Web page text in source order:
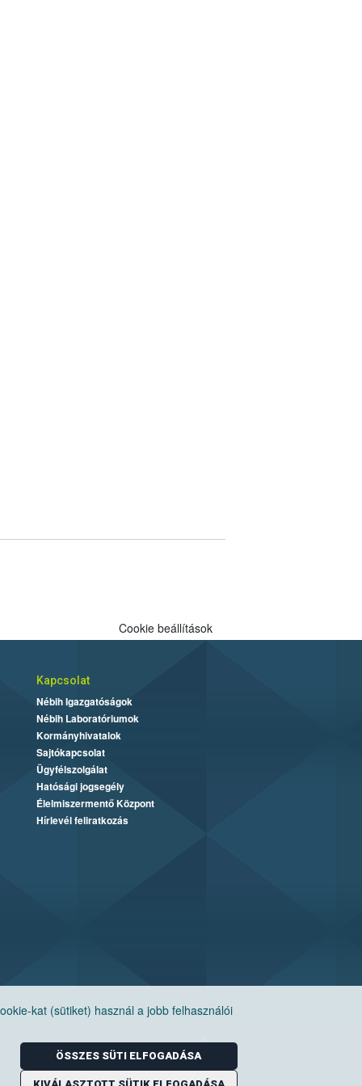
kat (sütiket) használ a jobb felhasználói
ÖSSZES SÜTI ELFOGADÁSA
Cookie beállítások
Kapcsolat
Nébih Igazgatóságok
Nébih Laboratóriumok
Kormányhivatalok
Sajtókapcsolat
Ügyfélszolgálat
Hatósági jogsegély
Élelmiszermentő Központ
Hírlevél feliratkozás